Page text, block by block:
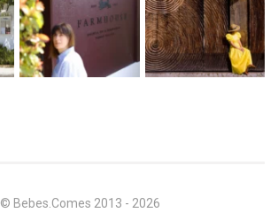
© Bebes.Comes 2013 - 2026